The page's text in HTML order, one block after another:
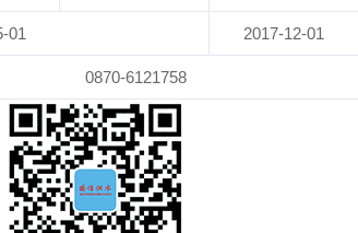
01 2017-12-01
0870-6121758